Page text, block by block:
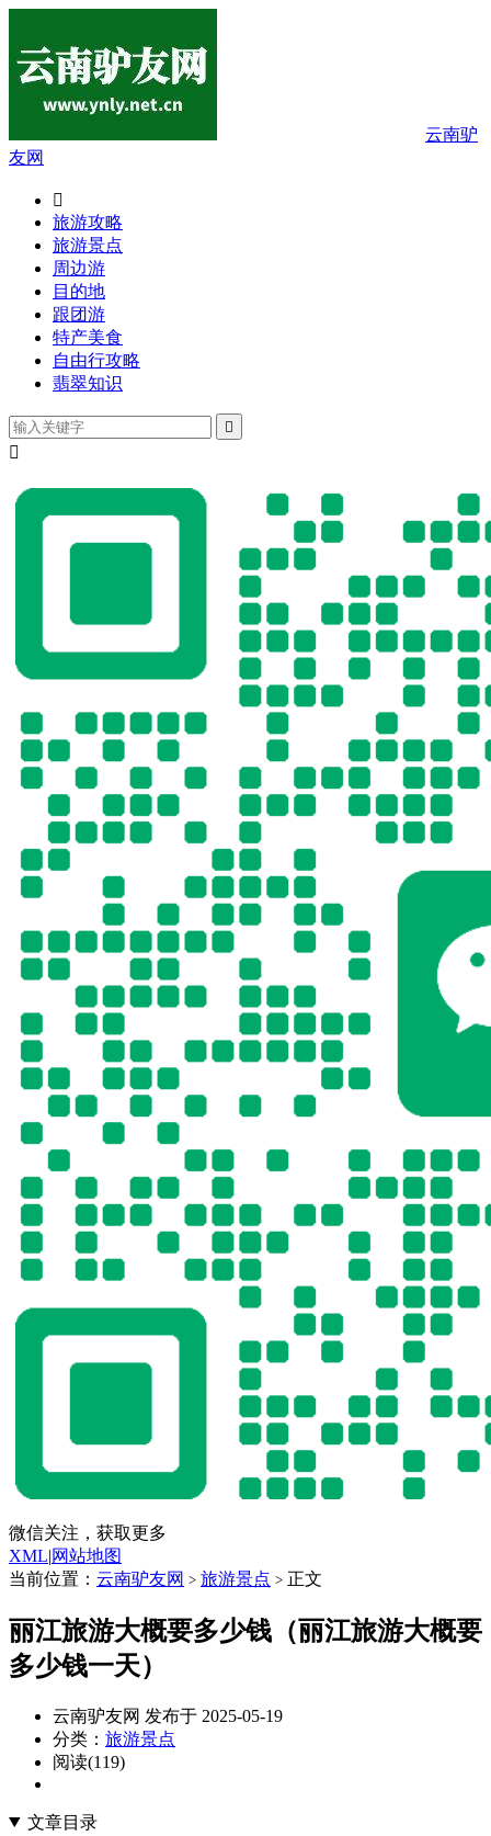
云南驴
友网

旅游攻略
旅游景点
周边游
目的地
跟团游
特产美食
自由行攻略
翡翠知识


微信关注，获取更多
XML|网站地图
当前位置： 云南驴友网 > 旅游景点 > 正文
丽江旅游大概要多少钱（丽江旅游大概要
多少钱一天）
云南驴友网 发布于 2025-05-19
分类： 旅游景点
阅读(119)
文章目录